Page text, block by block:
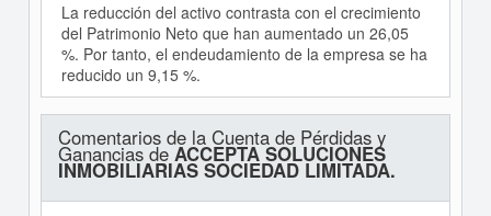
La reducción del activo contrasta con el crecimiento
del Patrimonio Neto que han aumentado un 26,05
%. Por tanto, el endeudamiento de la empresa se ha
reducido un 9,15 %.
Comentarios de la Cuenta de Pérdidas y
Ganancias deACCEPTA SOLUCIONES
INMOBILIARIAS SOCIEDAD LIMITADA.